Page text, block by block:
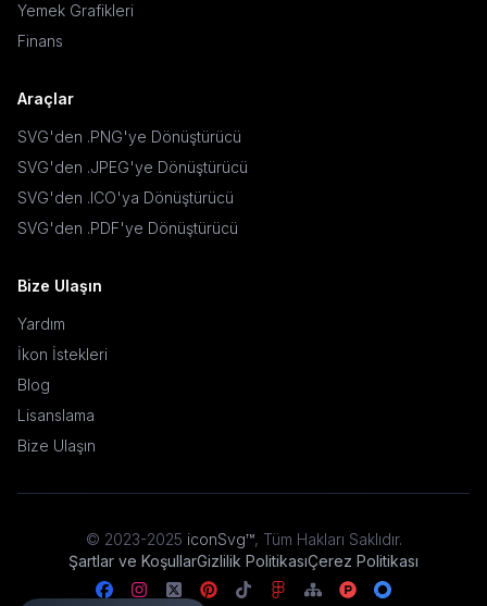
Yemek Grafikleri
Finans
Araçlar
SVG'den .PNG'ye Dönüştürücü
SVG'den .JPEG'ye Dönüştürücü
SVG'den .ICO'ya Dönüştürücü
SVG'den .PDF'ye Dönüştürücü
Bize Ulaşın
Yardım
İkon İstekleri
Blog
Lisanslama
Bize Ulaşın
© 2023-2025 iconSvg™, Tüm Hakları Saklıdır.
Şartlar ve KoşullarGizlilik PolitikasıÇerez Politikası